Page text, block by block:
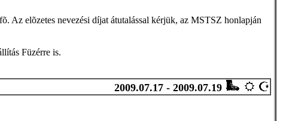
Az elõzetes nevezési díjat átutalással kérjük, az MSTSZ honlapján
Füzérre is.
2009.07.17 - 2009.07.19